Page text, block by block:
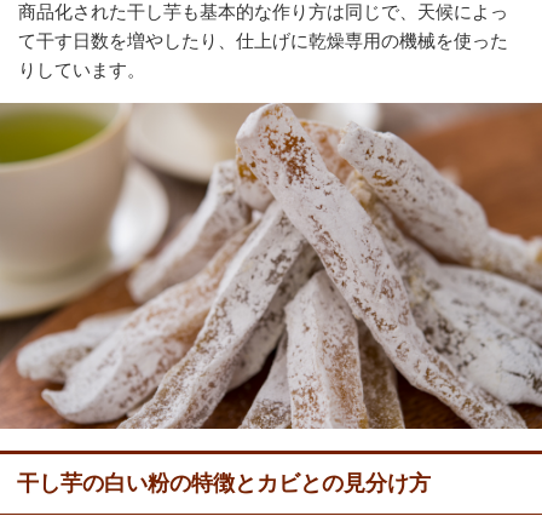
商品化された干し芋も基本的な作り方は同じで、天候によっ
て干す日数を増やしたり、仕上げに乾燥専用の機械を使った
りしています。
干し芋の白い粉の特徴とカビとの見分け方